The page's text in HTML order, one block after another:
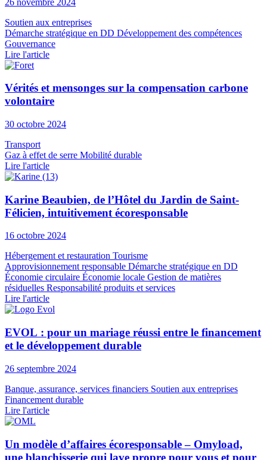
Soutien aux entreprises
Démarche stratégique en DD Développement des compétences
Gouvernance
Lire l'article
Vérités et mensonges sur la compensation carbone
volontaire
30 octobre 2024
Transport
Gaz à effet de serre Mobilité durable
Lire l'article
Karine Beaubien, de l’Hôtel du Jardin de Saint-
Félicien, intuitivement écoresponsable
16 octobre 2024
Hébergement et restauration Tourisme
Approvisionnement responsable Démarche stratégique en DD
Économie circulaire Économie locale Gestion de matières
résiduelles Responsabilité produits et services
Lire l'article
EVOL : pour un mariage réussi entre le financement
et le développement durable
26 septembre 2024
Banque, assurance, services financiers Soutien aux entreprises
Financement durable
Lire l'article
Un modèle d’affaires écoresponsable – Omyload,
une blanchisserie qui lave propre pour vous et pour